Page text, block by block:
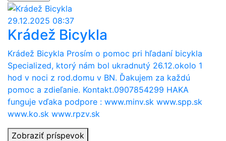
29.12.2025 08:37
Krádež Bicykla
Krádež Bicykla Prosím o pomoc pri hľadaní bicykla
Specialized, ktorý nám bol ukradnutý 26.12.okolo 1
hod v noci z rod.domu v BN. Ďakujem za každú
pomoc a zdieľanie. Kontakt.0907854299 HAKA
funguje vďaka podpore : www.minv.sk www.spp.sk
www.ko.sk www.rpzv.sk
Zobraziť príspevok